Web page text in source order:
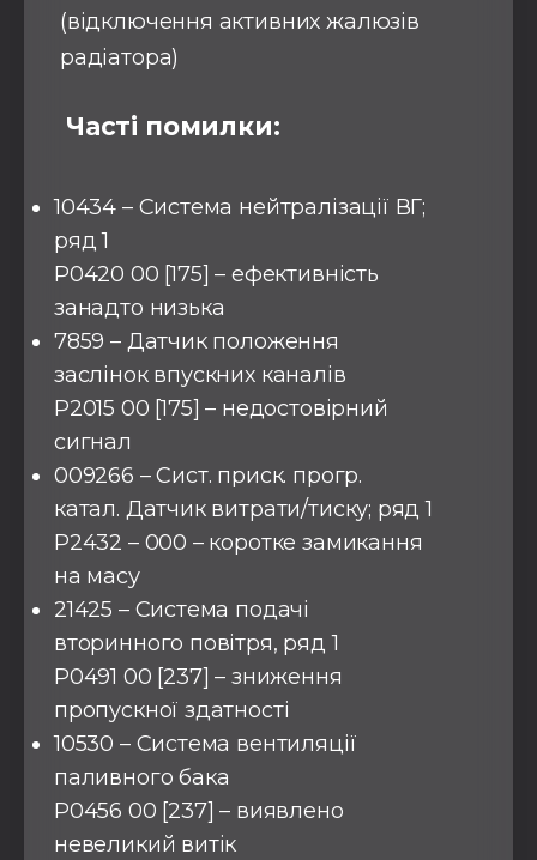
(відключення активних жалюзів
радіатора)
Часті помилки:
10434 – Система нейтралізації ВГ;
ряд 1
P0420 00 [175] – ефективність
занадто низька
7859 – Датчик положення
заслінок впускних каналів
P2015 00 [175] – недостовірний
сигнал
009266 – Сист. приск. прогр.
катал. Датчик витрати/тиску; ряд 1
P2432 – 000 – коротке замикання
на масу
21425 – Система подачі
вторинного повітря, ряд 1
P0491 00 [237] – зниження
пропускної здатності
10530 – Система вентиляції
паливного бака
P0456 00 [237] – виявлено
невеликий витік